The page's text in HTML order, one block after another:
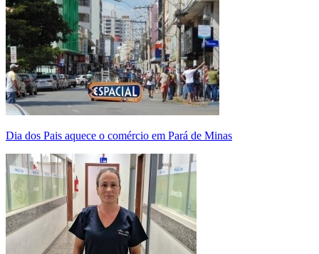
Dia dos Pais aquece o comércio em Pará de Minas